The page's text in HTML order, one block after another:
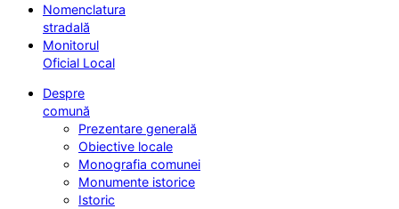
Nomenclatura
stradală
Monitorul
Oficial Local
Despre
comună
Prezentare generală
Obiective locale
Monografia comunei
Monumente istorice
Istoric